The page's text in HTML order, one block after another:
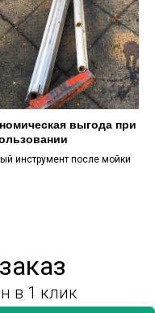
выгода при
инструмент после мойки
в 1 клик